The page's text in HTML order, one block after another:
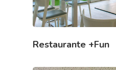
Restaurante +Fun